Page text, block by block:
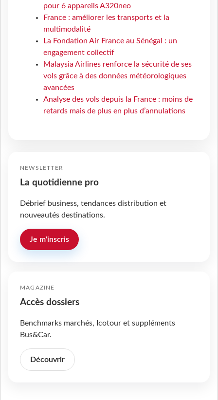
pour 6 appareils A320neo
France : améliorer les transports et la
multimodalité
La Fondation Air France au Sénégal : un
engagement collectif
Malaysia Airlines renforce la sécurité de ses
vols grâce à des données météorologiques
avancées
Analyse des vols depuis la France : moins de
retards mais de plus en plus d’annulations
NEWSLETTER
La quotidienne pro
Débrief business, tendances distribution et
nouveautés destinations.
Je m'inscris
MAGAZINE
Accès dossiers
Benchmarks marchés, Icotour et suppléments
Bus&Car.
Découvrir